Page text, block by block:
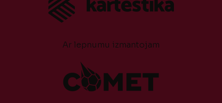
Ar lepnumu izmantojam